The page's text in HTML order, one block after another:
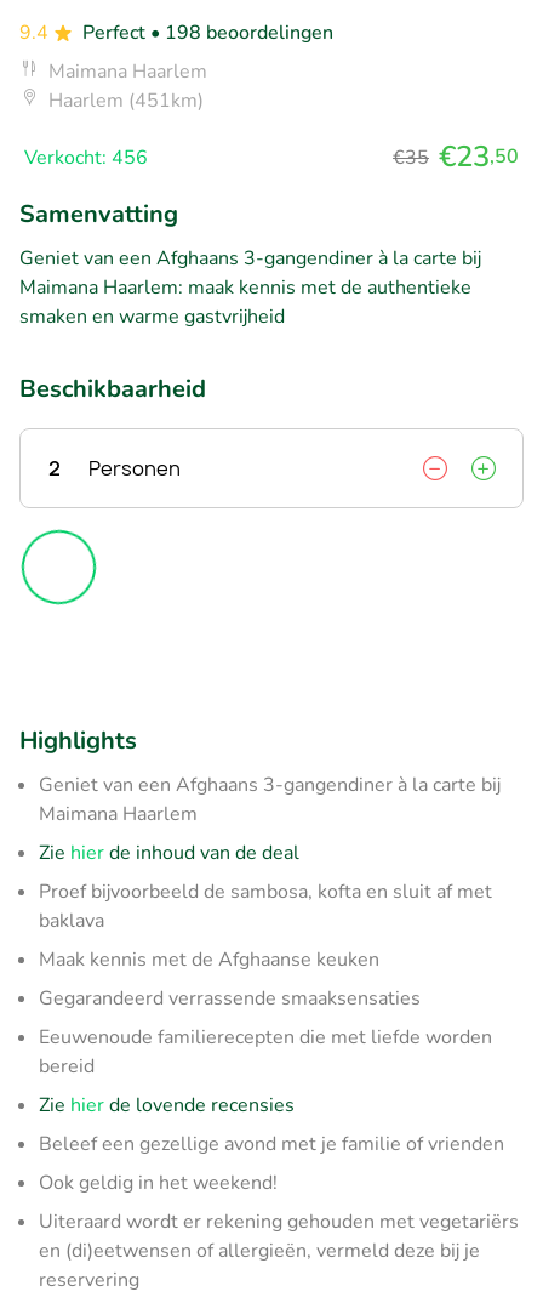
9.4 Perfect • 198 beoordelingen
Maimana Haarlem
Haarlem (451km)
Verkocht: 456 €35 €23,50
Samenvatting
Geniet van een Afghaans 3-gangendiner à la carte bij
Maimana Haarlem: maak kennis met de authentieke
smaken en warme gastvrijheid
Beschikbaarheid
2 Personen
Highlights
Geniet van een Afghaans 3-gangendiner à la carte bij
Maimana Haarlem
Zie hierde inhoud van de deal
Proef bijvoorbeeld de sambosa, kofta en sluit af met
baklava
Maak kennis met de Afghaanse keuken
Gegarandeerd verrassende smaaksensaties
Eeuwenoude familierecepten die met liefde worden
bereid
Zie hierde lovende recensies
Beleef een gezellige avond met je familie of vrienden
Ook geldig in het weekend!
Uiteraard wordt er rekening gehouden met vegetariërs
en (di)eetwensen of allergieën, vermeld deze bij je
reservering